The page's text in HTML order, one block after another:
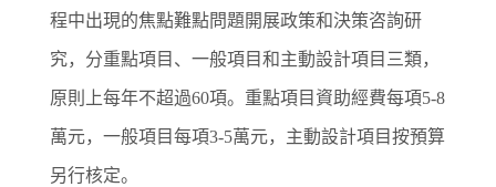
程中出現的焦點難點問題開展政策和決策咨詢研
究，分重點項目、一般項目和主動設計項目三類，
原則上每年不超過60項。重點項目資助經費每項5-8
萬元，一般項目每項3-5萬元，主動設計項目按預算
另行核定。